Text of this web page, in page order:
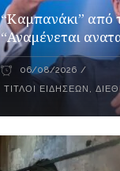
“Καμπανάκι” από
“Αναμένεται
06/08/2026
ΤΊΤΛΟΙ ΕΙΔΉΣΕΩΝ ,